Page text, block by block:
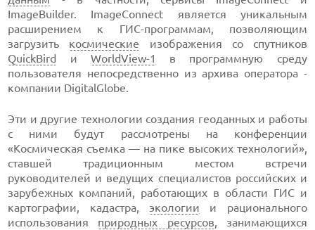
ImageBuilder. ImageConnect является уникальным
расширением к ГИС-программам, позволяющим
загрузить космические изображения со спутников
QuickBird и WorldView-1
в программную среду
пользователя непосредственно из архива оператора -
компании DigitalGlobe.
Эти и другие технологии создания геоданных и работы
с ними будут рассмотрены на конференции
«Космическая съемка — на пике высоких технологий»,
ставшей традиционным местом встречи
руководителей и ведущих специалистов российских и
зарубежных компаний, работающих в области ГИС и
картографии, кадастра, экологии и рационального
использования природных ресурсов, занимающихся